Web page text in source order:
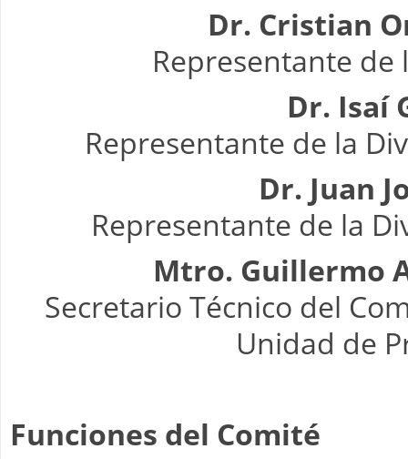
Dr. Cristian
Representante
Dr. Isaí
Representante de la
Dr. Juan
Representante de la
Mtro. Guillermo
Secretario Técnico del
Unidad de
Funciones del Comité